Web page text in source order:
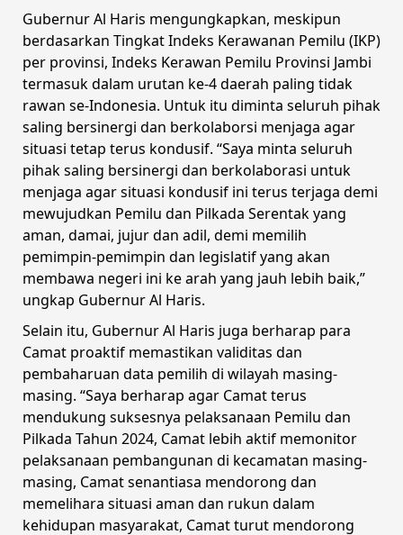
Gubernur Al Haris mengungkapkan, meskipun
berdasarkan Tingkat Indeks Kerawanan Pemilu (IKP)
per provinsi, Indeks Kerawan Pemilu Provinsi Jambi
termasuk dalam urutan ke-4 daerah paling tidak
rawan se-Indonesia. Untuk itu diminta seluruh pihak
saling bersinergi dan berkolaborsi menjaga agar
situasi tetap terus kondusif. “Saya minta seluruh
pihak saling bersinergi dan berkolaborasi untuk
menjaga agar situasi kondusif ini terus terjaga demi
mewujudkan Pemilu dan Pilkada Serentak yang
aman, damai, jujur dan adil, demi memilih
pemimpin-pemimpin dan legislatif yang akan
membawa negeri ini ke arah yang jauh lebih baik,”
ungkap Gubernur Al Haris.
Selain itu, Gubernur Al Haris juga berharap para
Camat proaktif memastikan validitas dan
pembaharuan data pemilih di wilayah masing-
masing. “Saya berharap agar Camat terus
mendukung suksesnya pelaksanaan Pemilu dan
Pilkada Tahun 2024, Camat lebih aktif memonitor
pelaksanaan pembangunan di kecamatan masing-
masing, Camat senantiasa mendorong dan
memelihara situasi aman dan rukun dalam
kehidupan masyarakat, Camat turut mendorong